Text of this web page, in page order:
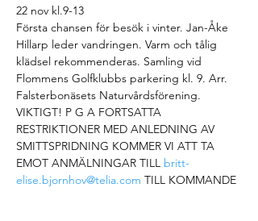
22 nov kl.9-13
Första chansen för besök i vinter. Jan-Åke
Hillarp leder vandringen. Varm och tålig
klädsel rekommenderas. Samling vid
Flommens Golfklubbs parkering kl. 9. Arr.
Falsterbonäsets Naturvårdsförening.
VIKTIGT! P G A FORTSATTA
RESTRIKTIONER MED ANLEDNING AV
SMITTSPRIDNING KOMMER VI ATT TA
EMOT ANMÄLNINGAR TILL britt-
elise.bjornhov@telia.com TILL KOMMANDE